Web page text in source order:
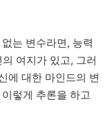
는 변수라면, 능력
여지가 있고, 그러
에 대한 마인드의 변
렇게 추론을 하고